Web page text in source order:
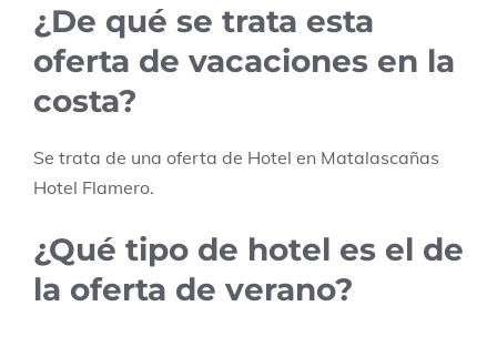
¿De qué se trata esta
oferta de vacaciones en la
costa?
Se trata de una oferta de Hotel en Matalascañas
Hotel Flamero.
¿Qué tipo de hotel es el de
la oferta de verano?